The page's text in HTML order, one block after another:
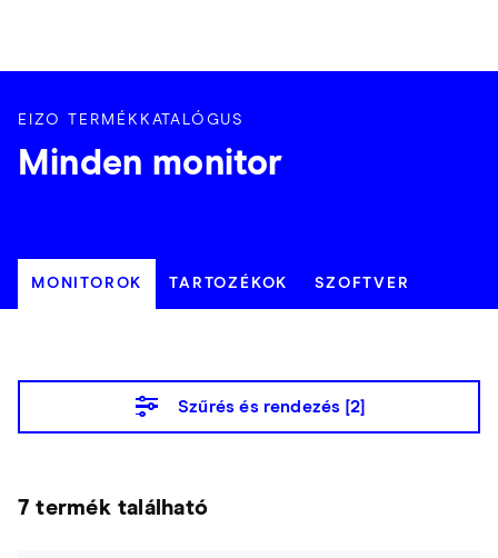
EIZO TERMÉKKATALÓGUS
Minden monitor
MONITOROK TARTOZÉKOK SZOFTVER
Szűrés és rendezés [2]
7 termék található